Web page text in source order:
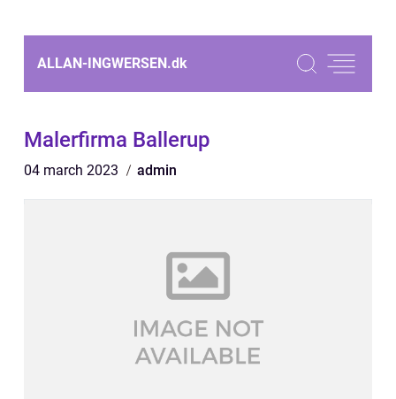
ALLAN-INGWERSEN.dk
Malerfirma Ballerup
04 march 2023 admin